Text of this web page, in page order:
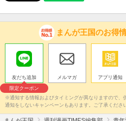
まんが王国のお得
友だち追加
限定クーポン
メルマガ アプリ通知
※通知する情報およびタイミングが異なりますので
通知をしないキャンペーンもあります。ご了承くださ